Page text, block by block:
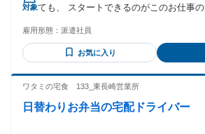
対象ても、 スタートできるのがこのお仕事の魅力！ ★資
主夫・主婦歓迎 ★ミドル・シニア・中
女性活躍中 ★他業種からのジョブチェ
トからフル勤務へのジョブチェンジ歓
雇用形態： 派遣社員
お気に入り
ワタミの宅食 133_東長崎営業所
日替わりお弁当の宅配ドライバー